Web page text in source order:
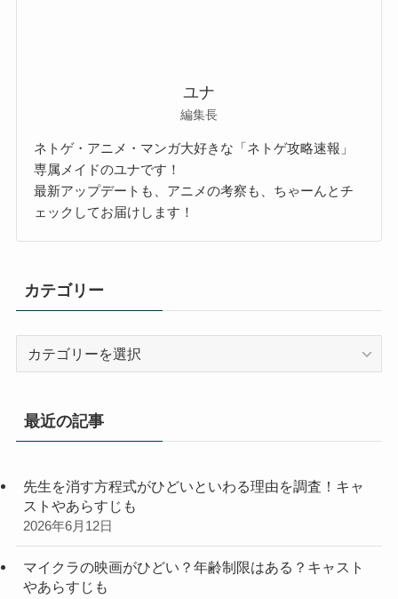
ユナ
編集長
ネトゲ・アニメ・マンガ大好きな「ネトゲ攻略速報」
専属メイドのユナです！
最新アップデートも、アニメの考察も、ちゃーんとチ
ェックしてお届けします！
カテゴリー
リ
最近の記事
先生を消す方程式がひどいといわる理由を調査！キャ
ストやあらすじも
2026年6月12日
マイクラの映画がひどい？年齢制限はある？キャスト
やあらすじも